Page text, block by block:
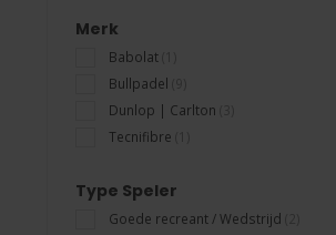
Merk
Babolat
Bullpadel
Dunlop | Carlton
Tecnifibre
Type Speler
Goede recreant / Wedstrijd